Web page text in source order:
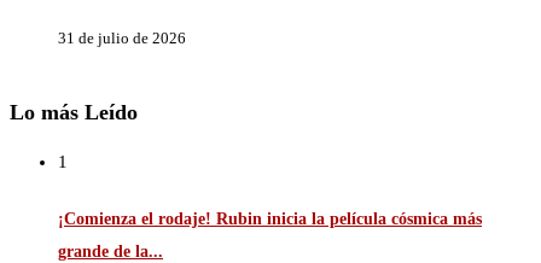
31 de julio de 2026
Lo más Leído
1
¡Comienza el rodaje! Rubin inicia la película cósmica más
grande de la...